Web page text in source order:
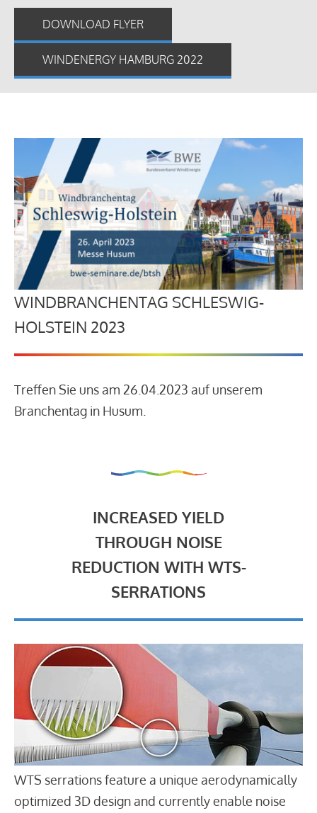
DOWNLOAD FLYER
WINDENERGY HAMBURG 2022
WINDBRANCHENTAG SCHLESWIG-
HOLSTEIN 2023
Treffen Sie uns am 26.04.2023 auf unserem
Branchentag in Husum.
INCREASED YIELD
THROUGH NOISE
REDUCTION WITH WTS-
SERRATIONS
WTS serrations feature a unique aerodynamically
optimized 3D design and currently enable noise